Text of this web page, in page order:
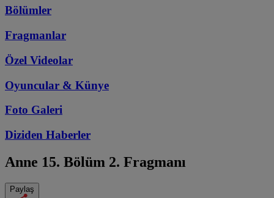
Bölümler
Fragmanlar
Özel Videolar
Oyuncular & Künye
Foto Galeri
Diziden Haberler
Anne 15. Bölüm 2. Fragmanı
Paylaş